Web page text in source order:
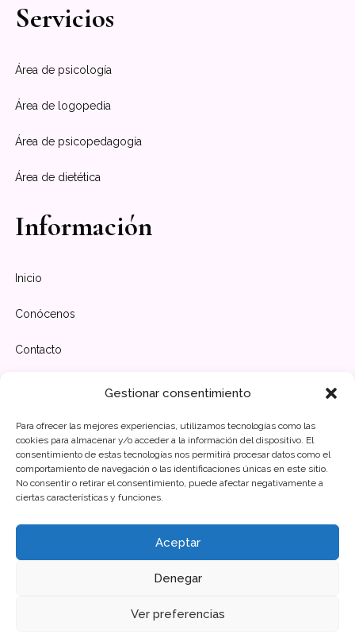
Gestionar consentimiento
Para ofrecer las mejores experiencias, utilizamos tecnologías como las
cookies para almacenar y/o acceder a la información del dispositivo. El
consentimiento de estas tecnologías nos permitirá procesar datos como el
comportamiento de navegación o las identificaciones únicas en este sitio.
No consentir o retirar el consentimiento, puede afectar negativamente a
ciertas características y funciones.
Aceptar
Denegar
Ver preferencias
Servicios
Área de psicología
Área de logopedia
Área de psicopedagogía
Área de dietética
Información
Inicio
Conócenos
Contacto
Lunes-Viernes10:00 - 20:00
Sábado-DomingoCerrado
© 2025 CPL Psicología y Lenguaje. Todos los derechos